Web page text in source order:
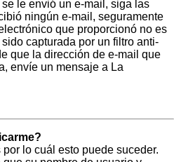
le envió un e-mail, siga las
ningún e-mail, seguramente
que proporcionó no es
capturada por un filtro anti-
que la dirección de e-mail que
envíe un mensaje a La
lo cuál esto puede suceder.